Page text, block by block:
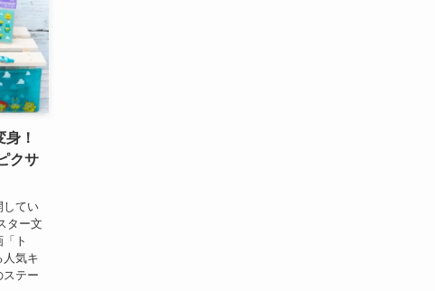
！
クサ
してい
ター文
ト
人気キ
ステー